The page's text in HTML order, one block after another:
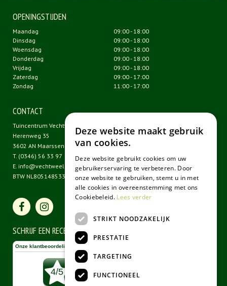
OPENINGSTIJDEN
Maandag
09:00 - 18:00
Dinsdag
09:00 - 18:00
Woensdag
09:00 - 18:00
Donderdag
09:00 - 18:00
Vrijdag
09:00 - 18:00
Zaterdag
09:00 - 17:00
Zondag
11:00 - 17:00
CONTACT
Tuincentrum Vechtweelde
Herenweg 35
3602 AN Maarssen
T. (0346) 56 33 97
E. info@vechtweelde.nl
BTW NL805148533B01
SCHRIJF EEN RECENSIE
Deze website maakt gebruik
van cookies.
Deze website gebruikt cookies om uw
gebruikerservaring te verbeteren. Door
onze website te gebruiken, stemt u in met
alle cookies in overeenstemming met ons
Cookiebeleid. Lees verder
STRIKT NOODZAKELIJK
PRESTATIE
TARGETING
FUNCTIONEEL